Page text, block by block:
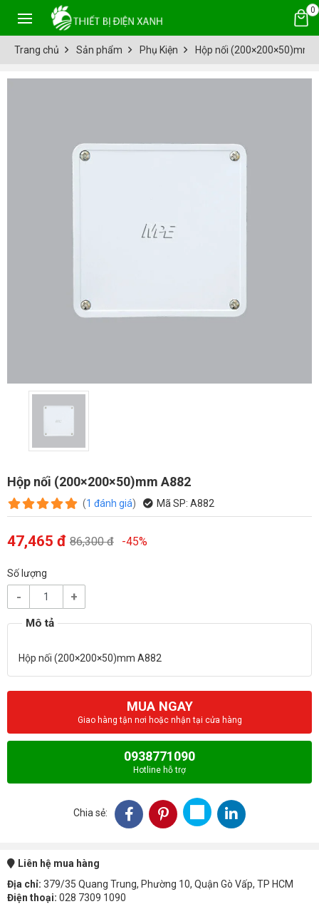
0
Trang chủ Sản phẩm Phụ Kiện Hộp nối (200×200×50)mm
Hộp nối (200×200×50)mm A882
(1 đánh giá) Mã SP: A882
47,465 đ 86,300 đ -45%
Số lượng
- +
MUA NGAY
Giao hàng tận nơi hoặc nhận tại cửa hàng
0938771090
Hotline hỗ trợ
Chia sẻ:
Liên hệ mua hàng
Địa chỉ: 379/35 Quang Trung, Phường 10, Quận Gò Vấp, TP HCM
Điện thoại: 028 7309 1090